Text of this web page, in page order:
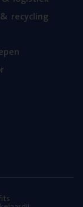
& recycling